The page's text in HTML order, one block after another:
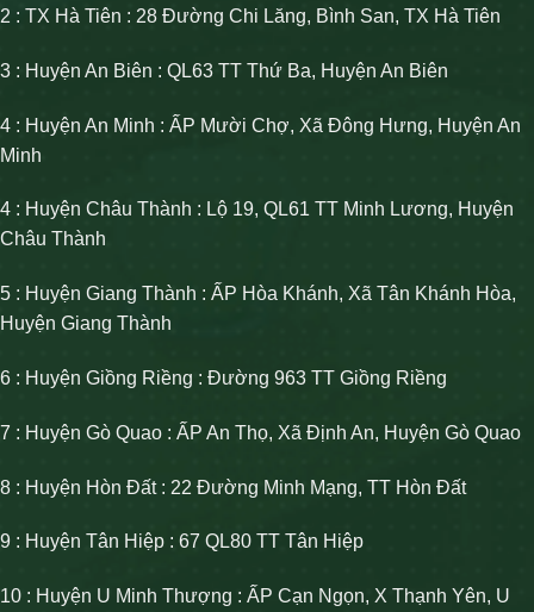
2 : TX Hà Tiên : 28 Đường Chi Lăng, Bình San, TX Hà Tiên
3 : Huyện An Biên : QL63 TT Thứ Ba, Huyện An Biên
4 : Huyện An Minh : ẤP Mười Chợ, Xã Đông Hưng, Huyện An
Minh
4 : Huyện Châu Thành : Lộ 19, QL61 TT Minh Lương, Huyện
Châu Thành
5 : Huyện Giang Thành : ẤP Hòa Khánh, Xã Tân Khánh Hòa,
Huyện Giang Thành
6 : Huyện Giồng Riềng : Đường 963 TT Giồng Riềng
7 : Huyện Gò Quao : ẤP An Thọ, Xã Định An, Huyện Gò Quao
8 : Huyện Hòn Đất : 22 Đường Minh Mạng, TT Hòn Đất
9 : Huyện Tân Hiệp : 67 QL80 TT Tân Hiệp
10 : Huyện U Minh Thượng : ẤP Cạn Ngọn, X Thạnh Yên, U